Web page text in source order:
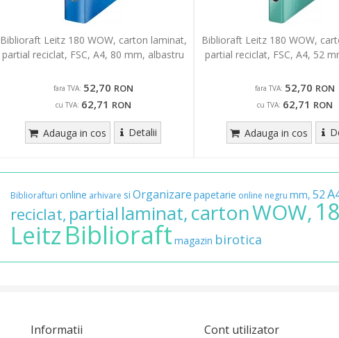
Biblioraft Leitz 180 WOW, carton laminat,
partial reciclat, FSC, A4, 80 mm, albastru
fara TVA: 52,70 RON
cu TVA: 62,71 RON
Adauga in cos Detalii
Biblioraft Leitz 180 WOW,
partial reciclat, FSC, A4, 52
fara TVA: 52,70 RON
cu TVA: 62,71 RON
Adauga in cos
Bibliorafturi online arhivare si Organizare papetarie online negru mm, 52
reciclat, partial laminat,cartonWOW,
LeitzBiblioraft magazin birotica
Informatii Cont utilizator